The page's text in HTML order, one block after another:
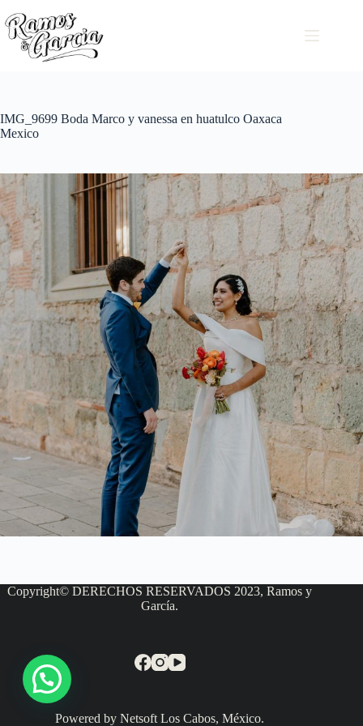
IMG_9699 Boda Marco y vanessa en huatulco Oaxaca
Mexico
Copyright© DERECHOS RESERVADOS 2023, Ramos y
García.
Powered by Netsoft Los Cabos, México.